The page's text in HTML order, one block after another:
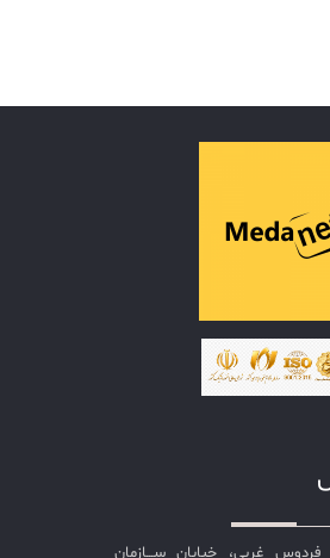
چیزی به شما می‌دهد؟
فارسی‌ساز سرویس دسک
هلپ‌کارت راهنمای
بیشتر بخواهید…
و حرفه‌ای‌تر فرم لاگین
محتوای آموزشی بیشتر و
پخته‌تر، خاطر‌جمع‌تر و
مدرک آموزش آنلاین/
سازمانی بیشتر و
استقرار برون‌سپاری
فردوس غربی، خیابان ســـازمان